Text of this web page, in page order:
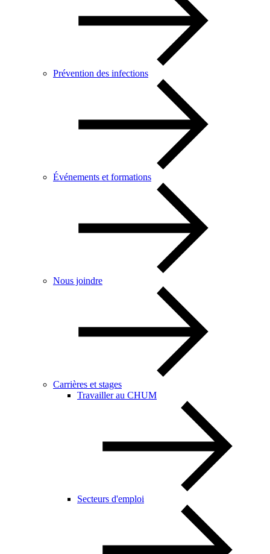
Prévention des infections
Événements et formations
Nous joindre
Carrières et stages
Travailler au CHUM
Secteurs d'emploi